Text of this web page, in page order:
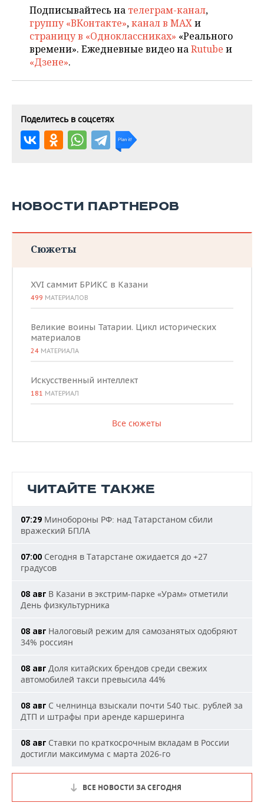
Подписывайтесь на телеграм-канал,
группу «ВКонтакте»,канал в MAXи
страницу в «Одноклассниках» «Реального
времени». Ежедневные видео наRutube и
«Дзене».
Поделитесь в соцсетях
НОВОСТИ ПАРТНЕРОВ
Сюжеты
XVI саммит БРИКС в Казани
499 МАТЕРИАЛОВ
Великие воины Татарии. Цикл исторических
материалов
24 МАТЕРИАЛА
Искусственный интеллект
181 МАТЕРИАЛ
Все сюжеты
ЧИТАЙТЕ ТАКЖЕ
07:29 Минобороны РФ: над Татарстаном сбили
вражеский БПЛА
07:00 Сегодня в Татарстане ожидается до +27
градусов
08 авг В Казани в экстрим-парке «Урам» отметили
День физкультурника
08 авг Налоговый режим для самозанятых одобряют
34% россиян
08 авг Доля китайских брендов среди свежих
автомобилей такси превысила 44%
08 авг С челнинца взыскали почти 540 тыс. рублей за
ДТП и штрафы при аренде каршеринга
08 авг Ставки по краткосрочным вкладам в России
достигли максимума с марта 2026-го
ВСЕ НОВОСТИ ЗА СЕГОДНЯ